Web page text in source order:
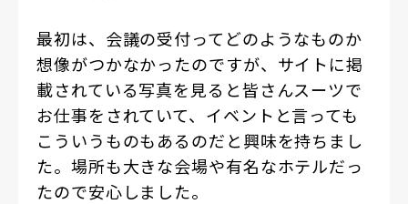
最初は、会議の受付ってどのようなものか
想像がつかなかったのですが、サイトに掲
載されている写真を見ると皆さんスーツで
お仕事をされていて、イベントと言っても
こういうものもあるのだと興味を持ちまし
た。場所も大きな会場や有名なホテルだっ
たので安心しました。